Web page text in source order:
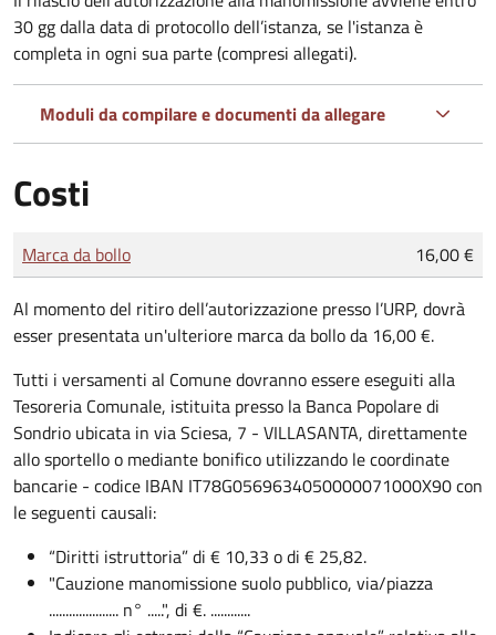
30 gg dalla data di protocollo dell’istanza, se l'istanza è
completa in ogni sua parte (compresi allegati).
Moduli da compilare e documenti da allegare
Costi
Tipo di pagamento
Importo
Marca da bollo 16,00 €
Al momento del ritiro dell’autorizzazione presso l’URP, dovrà
esser presentata un'ulteriore marca da bollo da 16,00 €.
Tutti i versamenti al Comune dovranno essere eseguiti alla
Tesoreria Comunale, istituita presso la Banca Popolare di
Sondrio ubicata in via Sciesa, 7 - VILLASANTA, direttamente
allo sportello o mediante bonifico utilizzando le coordinate
bancarie - codice IBAN IT78G0569634050000071000X90 con
le seguenti causali:
“Diritti istruttoria” di € 10,33 o di € 25,82.
"Cauzione manomissione suolo pubblico, via/piazza
..................... n° .....", di €. ............